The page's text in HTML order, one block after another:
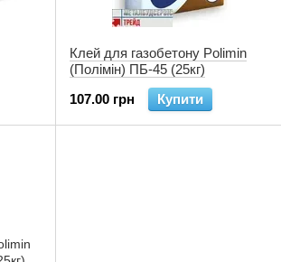
Клей для газобетону Polimin
(Полімін) ПБ-45 (25кг)
107.00 грн
Купити